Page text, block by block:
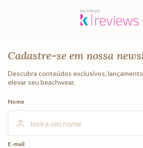
Cadastre-se em nossa
Descubra conteúdos exclusivos,
elevar seu beachwear.
Nome
E-mail